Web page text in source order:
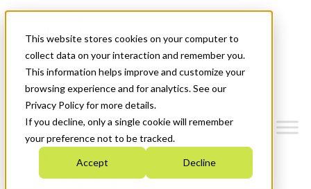
This website stores cookies on your computer to
collect data on your interaction and remember you.
This information helps improve and customize your
browsing experience and for analytics. See our
Privacy Policy for more details.
If you decline, only a single cookie will remember
your preference not to be tracked.
Accept Decline
News & Events
Get Started
Menu
Who We Are
Strategic Plan 2026-2030